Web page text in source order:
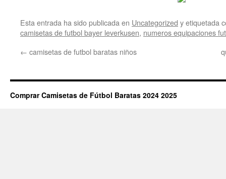
Esta entrada ha sido publicada en Uncategorized y etiquetada
camisetas de futbol bayer leverkusen, numeros equipaciones
← camisetas de futbol baratas niños
Comprar Camisetas de Fútbol Baratas 2024 2025